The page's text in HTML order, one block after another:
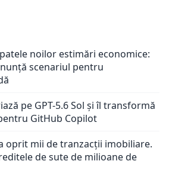
noilor estimări economice:
scenariul pentru
pe GPT-5.6 Sol și îl transformă
GitHub Copilot
oprit mii de tranzacții imobiliare.
de sute de milioane de